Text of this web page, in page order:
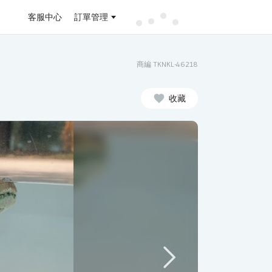
客服中心 訂單管理
商編 TKNKL-46218
收藏